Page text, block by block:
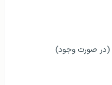
(در صورت وجود)